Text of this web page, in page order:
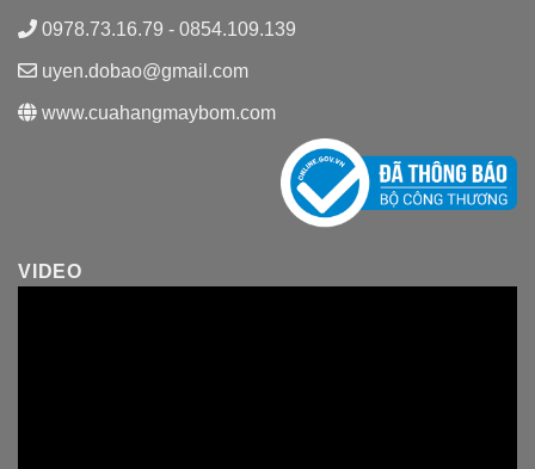
0978.73.16.79 - 0854.109.139
uyen.dobao@gmail.com
www.cuahangmaybom.com
VIDEO